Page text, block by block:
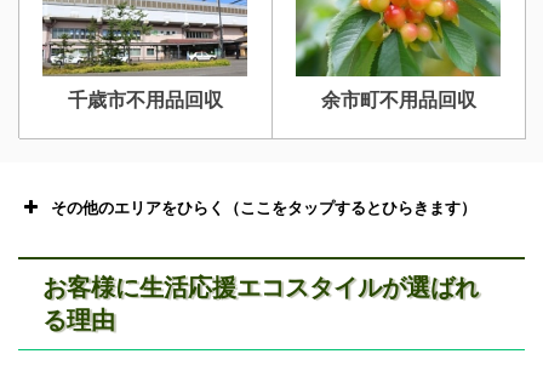
千歳市不用品回収 余市町不用品回収
その他のエリアをひらく（ここをタップするとひらきます）
お客様に生活応援エコスタイルが選ばれ
る理由